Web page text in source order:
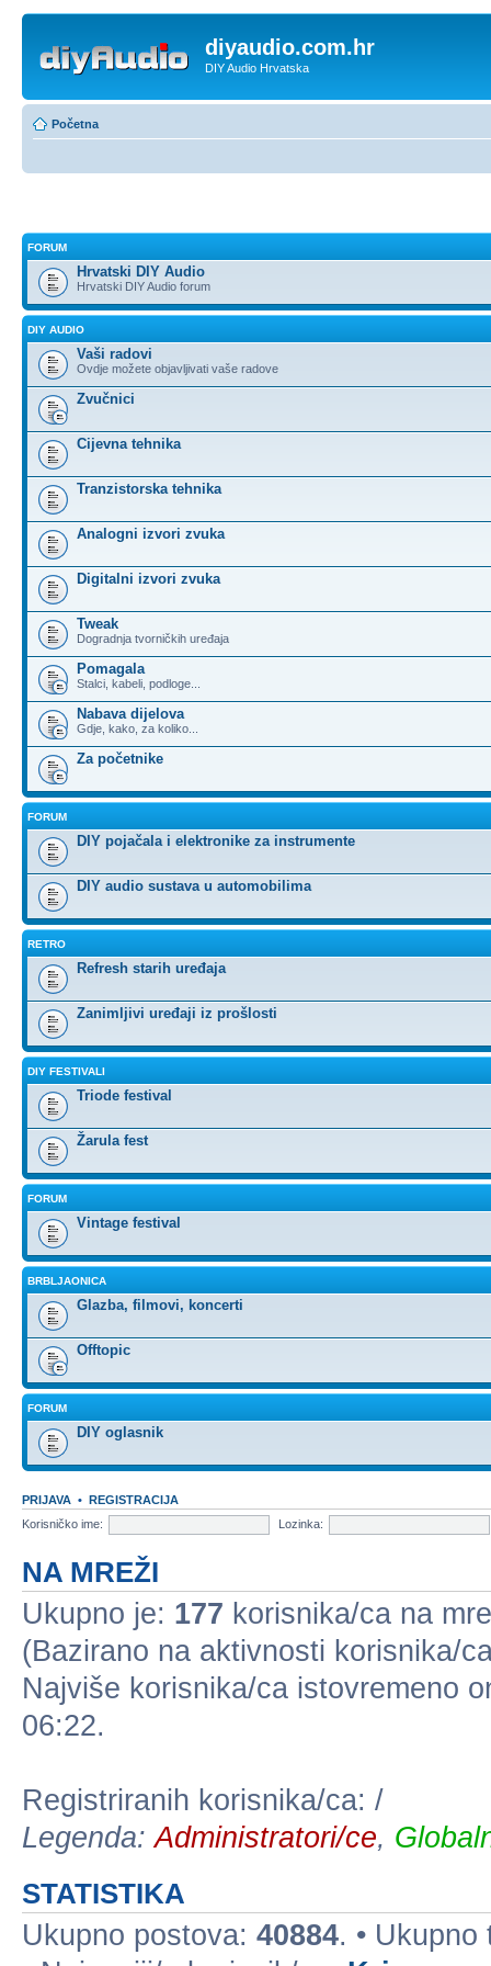
diyaudio.com.hr
DIY Audio Hrvatska
Početna
FORUM
Hrvatski DIY Audio
Hrvatski DIY Audio forum
DIY AUDIO
Vaši radovi
Ovdje možete objavljivati vaše radove
Zvučnici
Cijevna tehnika
Tranzistorska tehnika
Analogni izvori zvuka
Digitalni izvori zvuka
Tweak
Dogradnja tvorničkih uređaja
Pomagala
Stalci, kabeli, podloge...
Nabava dijelova
Gdje, kako, za koliko...
Za početnike
FORUM
DIY pojačala i elektronike za instrumente
DIY audio sustava u automobilima
RETRO
Refresh starih uređaja
Zanimljivi uređaji iz prošlosti
DIY FESTIVALI
Triode festival
Žarula fest
FORUM
Vintage festival
BRBLJAONICA
Glazba, filmovi, koncerti
Offtopic
FORUM
DIY oglasnik
PRIJAVA • REGISTRACIJA
Korisničko ime:
Lozinka:
NA MREŽI
Ukupno je: 177 korisnika/ca na
(Bazirano na aktivnosti korisnika/
Najviše korisnika/ca istovremeno
06:22.
Registriranih korisnika/ca: /
Legenda:Administratori/ce,
STATISTIKA
Ukupno postova: 40884. •